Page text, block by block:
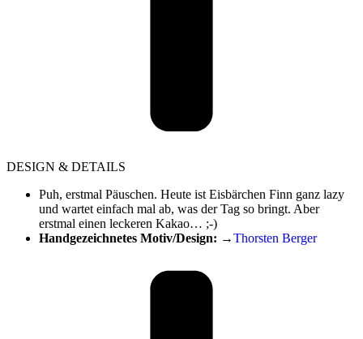
DESIGN & DETAILS
Puh, erstmal Päuschen. Heute ist Eisbärchen Finn ganz lazy
und wartet einfach mal ab, was der Tag so bringt. Aber
erstmal einen leckeren Kakao… ;-)
Handgezeichnetes Motiv/Design: →Thorsten Berger